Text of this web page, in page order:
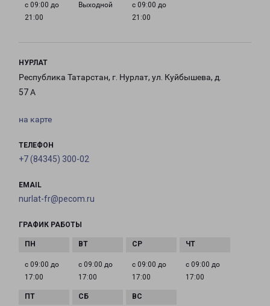
с 09:00 до
21:00
Выходной
с 09:00 до
21:00
НУРЛАТ
Республика Татарстан, г. Нурлат, ул. Куйбышева, д.
57 А
на карте
ТЕЛЕФОН
+7 (84345) 300-02
EMAIL
nurlat-fr@pecom.ru
ГРАФИК РАБОТЫ
с 09:00 до
17:00
с 09:00 до
17:00
с 09:00 до
17:00
с 09:00 до
17:00